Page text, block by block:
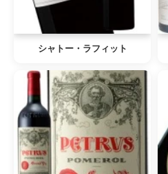
シャトー・ラフィット